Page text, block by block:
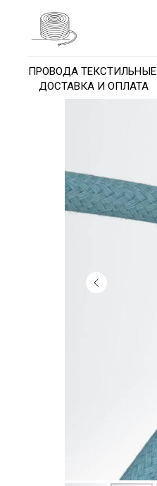
ПРОВОДА ТЕКСТИЛЬНЫЕ
ДОСТАВКА И ОПЛАТА